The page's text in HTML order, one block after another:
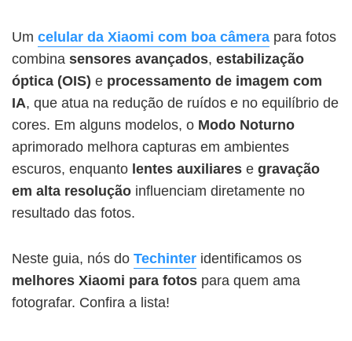
Um celular da Xiaomi com boa câmera para fotos
combina sensores avançados, estabilização
óptica (OIS) e processamento de imagem com
IA, que atua na redução de ruídos e no equilíbrio de
cores. Em alguns modelos, o Modo Noturno
aprimorado melhora capturas em ambientes
escuros, enquanto lentes auxiliares e gravação
em alta resolução influenciam diretamente no
resultado das fotos.
Neste guia, nós do Techinter identificamos os
melhores Xiaomi para fotos para quem ama
fotografar. Confira a lista!